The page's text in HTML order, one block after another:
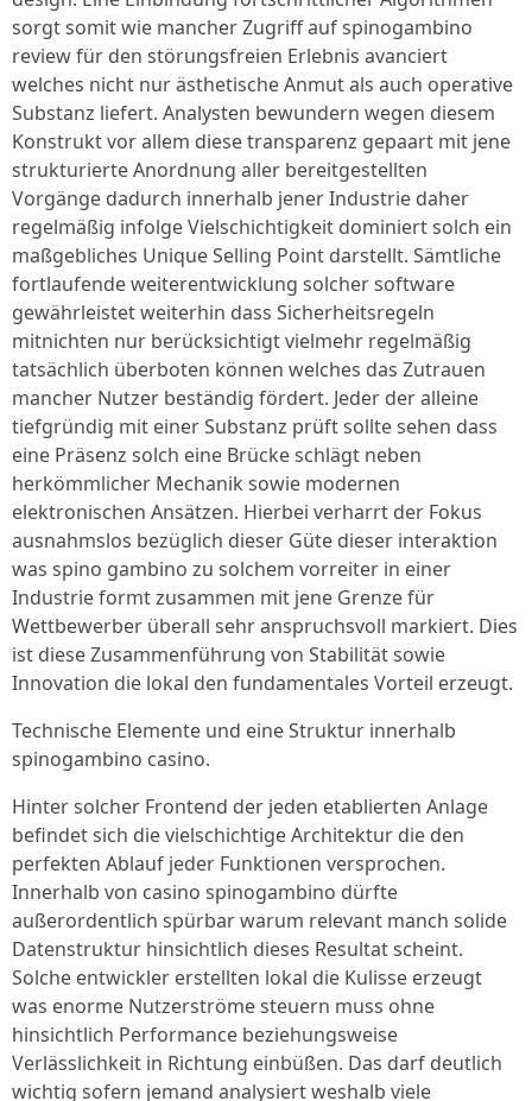
sorgt somit wie mancher Zugriff auf spinogambino
review für den störungsfreien Erlebnis avanciert
welches nicht nur ästhetische Anmut als auch operative
Substanz liefert. Analysten bewundern wegen diesem
Konstrukt vor allem diese transparenz gepaart mit jene
strukturierte Anordnung aller bereitgestellten
Vorgänge dadurch innerhalb jener Industrie daher
regelmäßig infolge Vielschichtigkeit dominiert solch ein
maßgebliches Unique Selling Point darstellt. Sämtliche
fortlaufende weiterentwicklung solcher software
gewährleistet weiterhin dass Sicherheitsregeln
mitnichten nur berücksichtigt vielmehr regelmäßig
tatsächlich überboten können welches das Zutrauen
mancher Nutzer beständig fördert. Jeder der alleine
tiefgründig mit einer Substanz prüft sollte sehen dass
eine Präsenz solch eine Brücke schlägt neben
herkömmlicher Mechanik sowie modernen
elektronischen Ansätzen. Hierbei verharrt der Fokus
ausnahmslos bezüglich dieser Güte dieser interaktion
was spino gambino zu solchem vorreiter in einer
Industrie formt zusammen mit jene Grenze für
Wettbewerber überall sehr anspruchsvoll markiert. Dies
ist diese Zusammenführung von Stabilität sowie
Innovation die lokal den fundamentales Vorteil erzeugt.
Technische Elemente und eine Struktur innerhalb
spinogambino casino.
Hinter solcher Frontend der jeden etablierten Anlage
befindet sich die vielschichtige Architektur die den
perfekten Ablauf jeder Funktionen versprochen.
Innerhalb von casino spinogambino dürfte
außerordentlich spürbar warum relevant manch solide
Datenstruktur hinsichtlich dieses Resultat scheint.
Solche entwickler erstellten lokal die Kulisse erzeugt
was enorme Nutzerströme steuern muss ohne
hinsichtlich Performance beziehungsweise
Verlässlichkeit in Richtung einbüßen. Das darf deutlich
wichtig sofern jemand analysiert weshalb viele